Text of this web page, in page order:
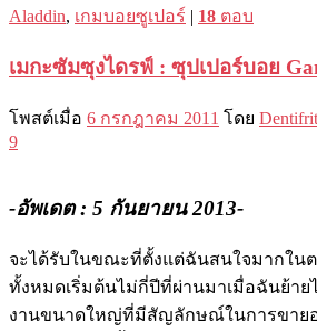
Aladdin, เกมบอยซูเปอร์ | 18 ตอบ
เมกะซัมซุงไดรฟ์ : ซุปเปอร์บอย
โพสต์เมื่อ 6 กรกฎาคม 2011 โดย
9
-อัพเดต : 5 กันยายน 2013-
จะได้รับในขณะที่ตั้งแต่ฉันสนใจมากใน
ทั้งหมดเริ่มต้นไม่กี่ปีที่ผ่านมาเมื่อฉันย้าย
งานขนาดใหญ่ที่มีสัญลักษณ์ในการขาย